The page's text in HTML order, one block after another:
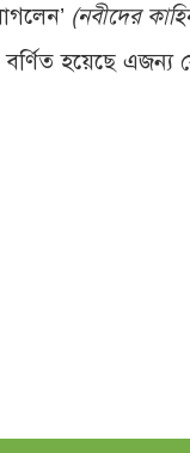
(নবীদের
হয়েছে